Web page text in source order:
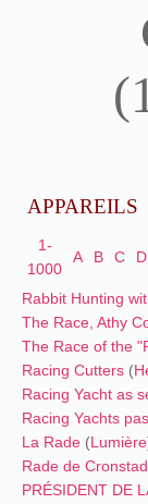
APPAREILS
1-
1000
A B C D
Rabbit Hunting
The Race, Athy
The Race of the
Racing Cutters (
Racing Yacht as
Racing Yachts
La Rade (Lumière
Rade de
PRÉSIDENT DE